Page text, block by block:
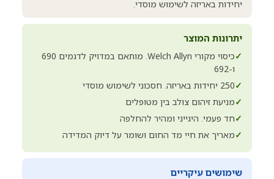
יחידות באריזה לשימוש מוסדי.
יתרונות המוצר
✓
כיסוי מקורי Welch Allyn. מותאם במדויק לדגמים 690
ו-692
✓250 יחידות באריזה. חסכוני לשימוש מוסדי
✓מניעת זיהום צולב בין מטופלים
✓חד פעמי. היגייני ומהיר להחלפה
✓מאריך את חיי מד החום ושומר על דיוק המדידה
שימושים עיקריים